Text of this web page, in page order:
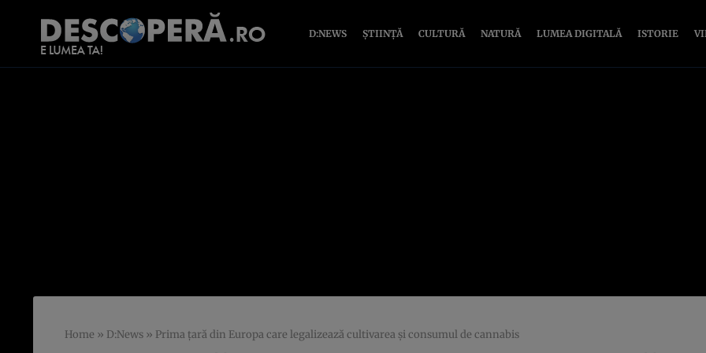
D:NEWS ȘTIINȚĂ CULTURĂ NATURĂ LUMEA DIGITALĂ ISTORIE
Home » D:News » Prima țară din Europa care legalizează cultivarea și consumul de cannabis